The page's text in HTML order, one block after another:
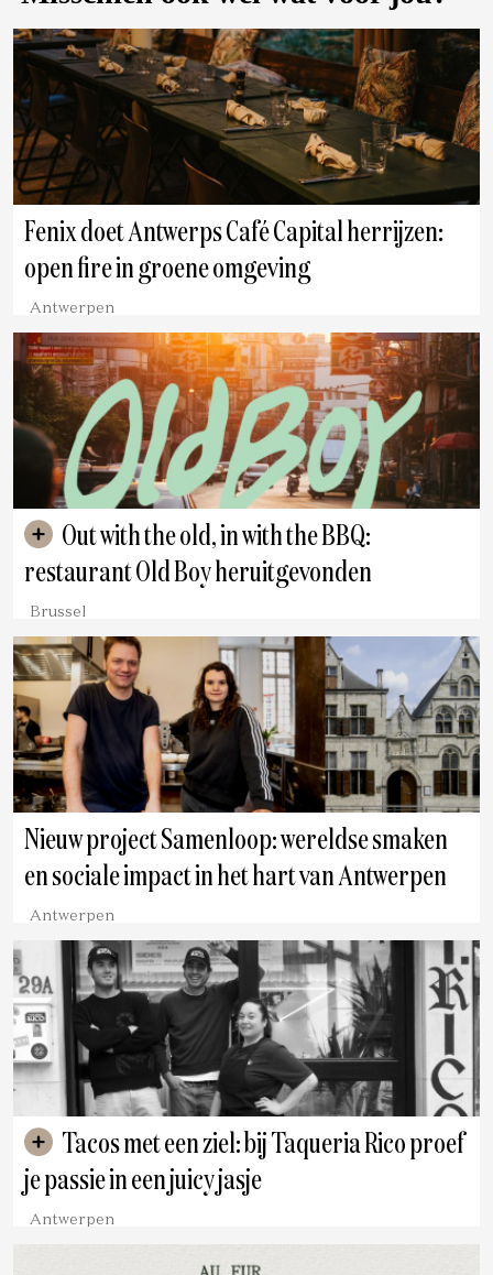
Fenix doet Antwerps Café Capital herrijzen:
open fire in groene omgeving
Antwerpen
restaurant Old Boy heruitgevonden
Brussel
Nieuw project Samenloop: wereldse smaken
en sociale impact in het hart van Antwerpen
Antwerpen
je passie in een juicy jasje
Antwerpen